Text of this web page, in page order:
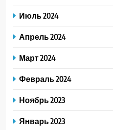
Июль 2024
Апрель 2024
Март 2024
Февраль 2024
Ноябрь 2023
Январь 2023